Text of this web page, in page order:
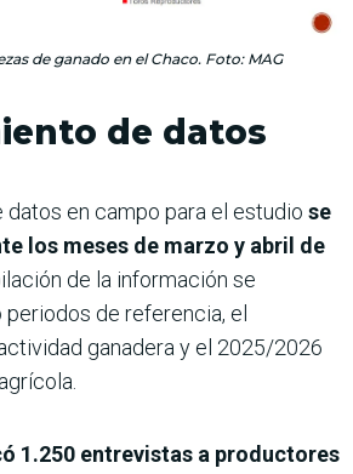
de ganado en el Chaco. Foto: MAG
de datos
datos en campo para el estudio se
los meses de marzo y abril de
de la información se
de referencia, el
ganadera y el 2025/2026
1.250 entrevistas a productores